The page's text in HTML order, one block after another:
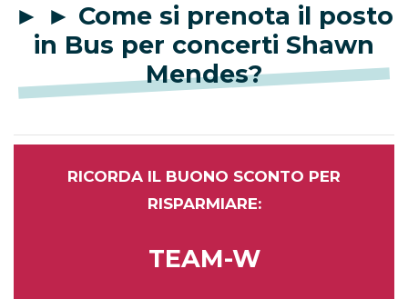
► ► Come si prenota il posto
in Bus per concerti Shawn
Mendes?
RICORDA IL BUONO SCONTO PER
RISPARMIARE:
TEAM-W